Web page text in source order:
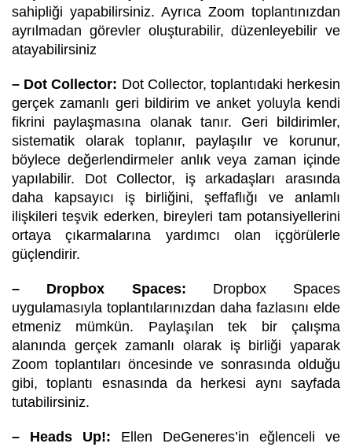
sahipliği yapabilirsiniz. Ayrıca Zoom toplantınızdan
ayrılmadan görevler oluşturabilir, düzenleyebilir ve
atayabilirsiniz
– Dot Collector: Dot Collector, toplantıdaki herkesin
gerçek zamanlı geri bildirim ve anket yoluyla kendi
fikrini paylaşmasına olanak tanır. Geri bildirimler,
sistematik olarak toplanır, paylaşılır ve korunur,
böylece değerlendirmeler anlık veya zaman içinde
yapılabilir. Dot Collector, iş arkadaşları arasında
daha kapsayıcı iş birliğini, şeffaflığı ve anlamlı
ilişkileri teşvik ederken, bireyleri tam potansiyellerini
ortaya çıkarmalarına yardımcı olan içgörülerle
güçlendirir.
– Dropbox Spaces: Dropbox Spaces
uygulamasıyla toplantılarınızdan daha fazlasını elde
etmeniz mümkün. Paylaşılan tek bir çalışma
alanında gerçek zamanlı olarak iş birliği yaparak
Zoom toplantıları öncesinde ve sonrasında olduğu
gibi, toplantı esnasında da herkesi aynı sayfada
tutabilirsiniz.
– Heads Up!: Ellen DeGeneres’in eğlenceli ve